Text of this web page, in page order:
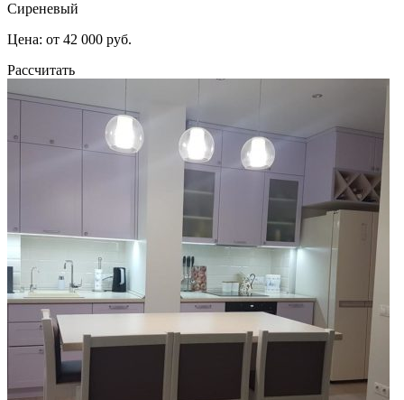
Сиреневый
Цена: от 42 000 руб.
Рассчитать